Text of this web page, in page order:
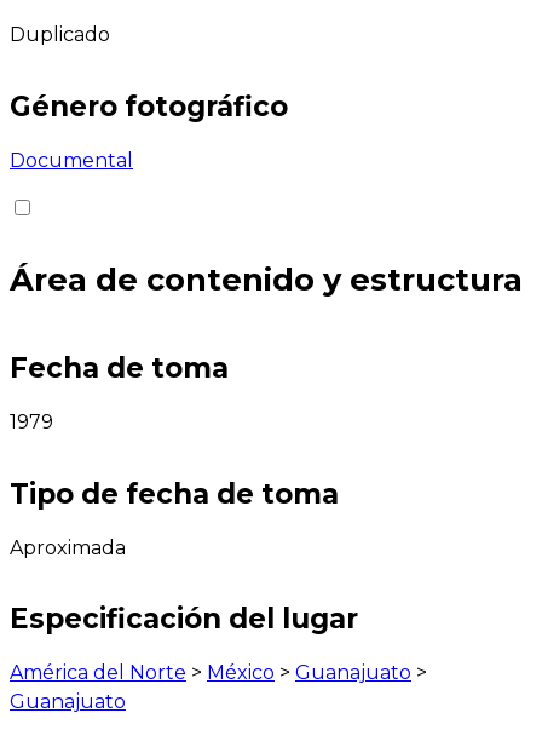
Duplicado
Género fotográfico
Documental
Área de contenido y estructura
Fecha de toma
1979
Tipo de fecha de toma
Aproximada
Especificación del lugar
América del Norte > México > Guanajuato >
Guanajuato